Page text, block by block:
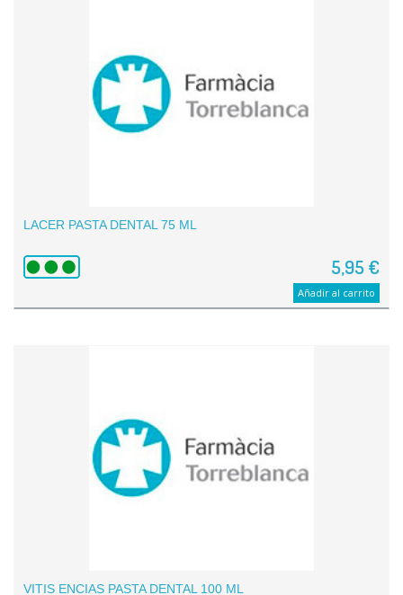
LACER PASTA DENTAL 75 ML
5,95 €
Añadir al carrito
VITIS ENCIAS PASTA DENTAL 100 ML